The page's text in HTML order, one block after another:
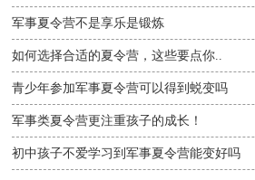
军事夏令营不是享乐是锻炼
如何选择合适的夏令营，这些要点你..
青少年参加军事夏令营可以得到蜕变吗
军事类夏令营更注重孩子的成长！
初中孩子不爱学习到军事夏令营能变好吗